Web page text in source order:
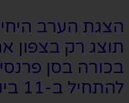
הצגת הערב
תוצג רק בצפון
בכורה בסן